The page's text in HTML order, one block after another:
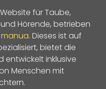
für Taube,
Hörende, betrieben
manua. Dieses ist auf
bietet die
entwickelt inklusive
Menschen mit